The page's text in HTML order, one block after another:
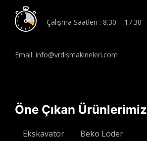
Çalışma Saatleri : 8.30 – 17.30
Email: info@vrdismakineleri.com
Öne Çıkan Ürünlerimiz
Ekskavatör
Beko Loder